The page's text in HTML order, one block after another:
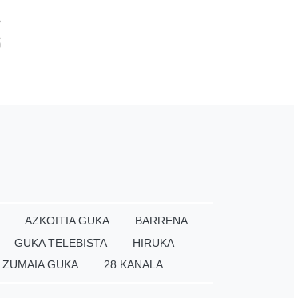
AZKOITIA GUKA
BARRENA
GUKA TELEBISTA
HIRUKA
ZUMAIA GUKA 28 KANALA